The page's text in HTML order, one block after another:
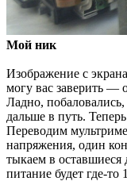
Мой ник
Изображение с
могу вас заверить —
Ладно, побаловались,
дальше в путь.
Переводим
напряжения, один
тыкаем в оставшиеся
питание будет где-то